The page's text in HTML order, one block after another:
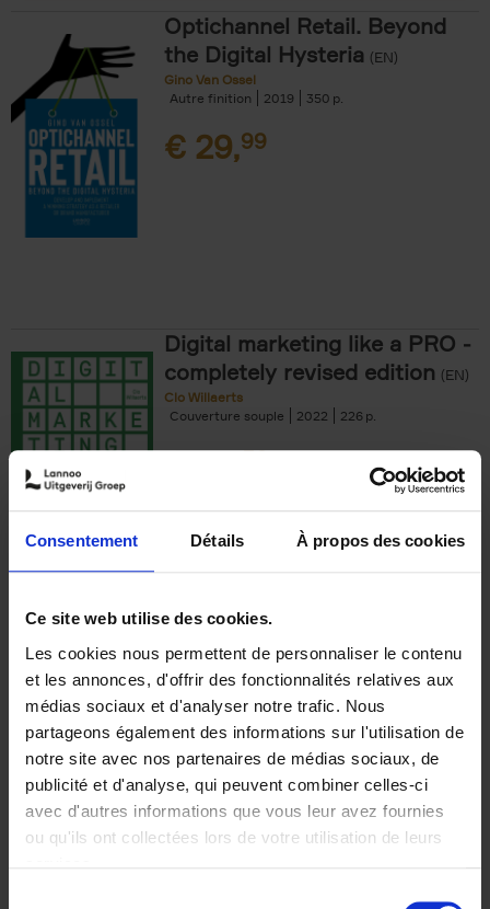
Consentement Détails À propos des cookies
Ce site web utilise des cookies.
Les cookies nous permettent de personnaliser le contenu
et les annonces, d'offrir des fonctionnalités relatives aux
médias sociaux et d'analyser notre trafic. Nous
partageons également des informations sur l'utilisation de
notre site avec nos partenaires de médias sociaux, de
publicité et d'analyse, qui peuvent combiner celles-ci
avec d'autres informations que vous leur avez fournies
ou qu'ils ont collectées lors de votre utilisation de leurs
Optichannel Retail. Beyond
the Digital Hysteria (EN)
Gino Van Ossel
Autre finition
2019 350
€ 29,99
Digital marketing like a PRO -
completely revised edition (EN)
Clo Willaerts
Couverture souple
2022 226
€35,50
The Offer You Can't
Refuse
Steven Van Belleghem
Couverture souple
2020 256
€37,50